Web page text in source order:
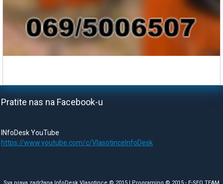
Pratite nas na Facebook-u
INfoDesk YouTube
https://www.youtube.com/c/VlasotinceInfoDesk